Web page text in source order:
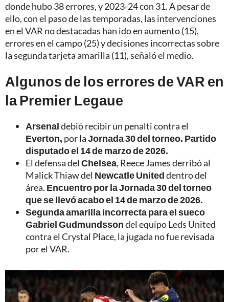
donde hubo 38 errores, y 2023-24 con 31. A pesar de
ello, con el paso de las temporadas, las intervenciones
en el VAR no destacadas han ido en aumento (15),
errores en el campo (25) y decisiones incorrectas sobre
la segunda tarjeta amarilla (11), señaló el medio.
Algunos de los errores de VAR en
la Premier Legaue
Arsenaldebió recibir un penalti contra el
Everton, por laJornada 30 del torneo. Partido
disputado el 14 de marzo de 2026.
El defensa del Chelsea, Reece James derribó al
Malick Thiaw del Newcatle Uniteddentro del
área. Encuentro por la Jornada 30 del torneo
que se llevó acabo el 14 de marzo de 2026.
Segunda amarilla incorrecta para el sueco
Gabriel Gudmundssondel equipo Leds United
contra el Crystal Place, la jugada no fue revisada
por el VAR.